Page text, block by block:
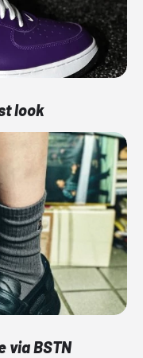
look
via BSTN